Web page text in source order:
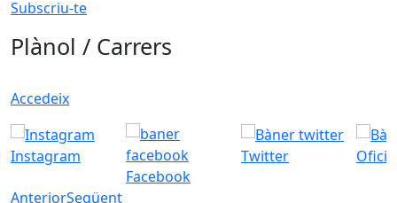
Subscriu-te
Plànol / Carrers
Accedeix
Instagram
Facebook
Twitter
AnteriorSegüent